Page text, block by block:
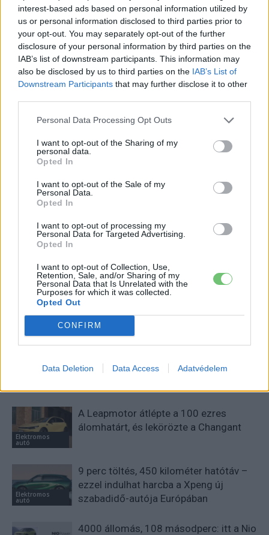
interest-based ads based on personal information utilized by
us or personal information disclosed to third parties prior to
your opt-out. You may separately opt-out of the further
disclosure of your personal information by third parties on the
IAB’s list of downstream participants. This information may
also be disclosed by us to third parties on the IAB’s List of
Downstream Participants that may further disclose it to other
Personal Data Processing Opt Outs
I want to opt-out of the Sharing of my
personal data.
Opted In
I want to opt-out of the Sale of my
Personal Data.
Opted In
I want to opt-out of processing my
Personal Data for Targeted Advertising.
Opted In
I want to opt-out of Collection, Use,
Retention, Sale, and/or Sharing of my
Personal Data that Is Unrelated with the
Purposes for which it was collected.
Opted Out
CONFIRM
Data Deletion Data Access Adatvédelem
CÍMKÉK 2021 Elektromos autó Elektromos hajtás
Elektromosan közlekedsz, vagy a váltáson töprengsz?
Érdekelnek a legfrissebb hírek az e-autók világából, vagy
fenntarthatóság területén? Akkor jó helyen jársz!
KAPCSOLÓDÓ CIKKEK
5% lehet a hiba az elektromos autók
Elektromos
autó
A Leapmotor átlépte a 100 ezres
álomhatárt, és lekörözte a Changant
Elektromos
autó
9 perc töltés, 450 kilométer hatótáv –
ezzel indulhat harcba a Xpeng új
szabadidő-autója Európában
4000 állomás, 108 másodperc: itt a Nio